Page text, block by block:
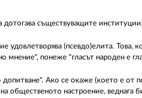
дотогава съществуващите институции.
удовлетворява (псевдо)елита. Това,
мнение", понеже "гласът народен е
Ако се окаже (което е от
общественото настроение, веднага